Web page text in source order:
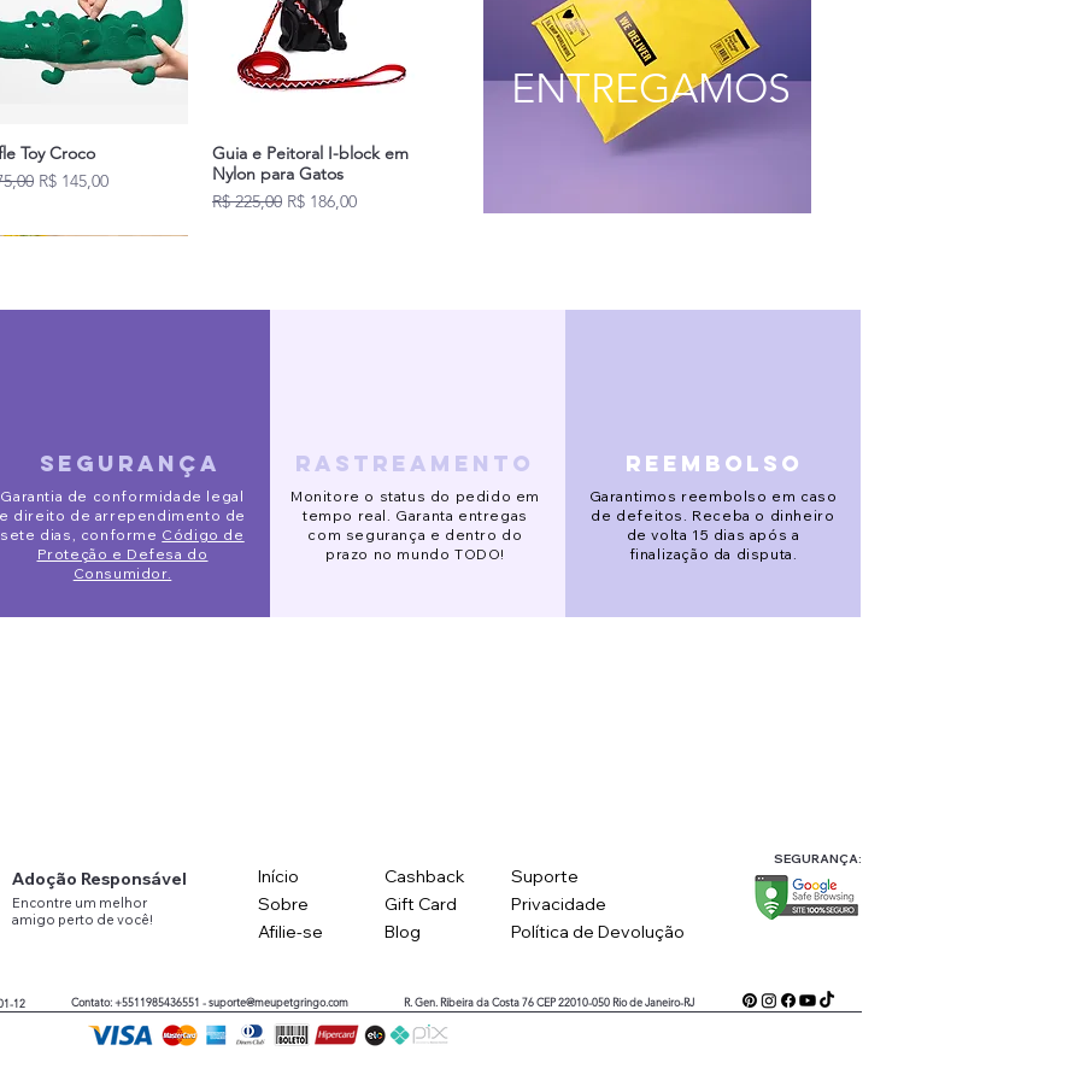
Toy Croco
normalPreço promocional
R$ 145,00
Guia e Peitoral I-block em
Nylon para Gatos
Preço normal
R$ 225,00 Preço promocional
R$ 186,00
Eve
normalPreço promocional
R$ 132,00
Pijaminha Noite de Natal
Preço normal
R$ 141,00 Preço promocional
R$ 113,00
de Segurança Pet
normalPreço promocional
R$ 153,00
Gorro Galgo
Preço
R$ 123,00
Alta Slim
de
normalR$ 120,00 R$ 90,00
promocional
Óculos de sol redondo
Preço normal
R$ 88,00 Preço promocional
R$ 78,00
ENTREGAMOS
segurança
Garantia de conformidade legal
e direito de arrependimento de
sete dias, conforme Código de
Proteção e Defesa do
Consumidor.
rastreamento
Monitore o status do pedido em
tempo real. Garanta entregas
com segurança e dentro do
prazo no mundo TODO!
reembolso
Garantimos reembolso em caso
de defeitos. Receba o dinheiro
de volta 15 dias após a
finalização da disputa.
12 Contato: +5511985436551 -suporte@meupetgringo.com R. Gen. Ribeira da Costa 76 CEP 22010-050 Rio de Janeiro-RJ
Adoção Responsável
Encontre um melhor
amigo perto de você!
Início
Sobre
Afilie-se
Cashback
Gift Card
Blog
Suporte
Privacidade
Política de Devolução
SEGURANÇA: